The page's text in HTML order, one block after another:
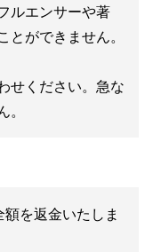
ルエンサーや著
ができません。
せください。急な
を返金いたしま